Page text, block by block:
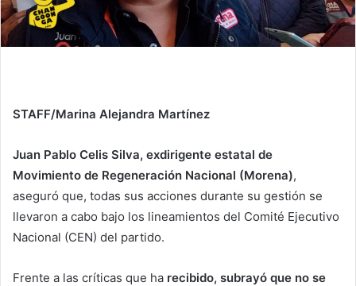
STAFF/Marina Alejandra Martínez
Juan Pablo Celis Silva, exdirigente estatal de
Movimiento de Regeneración Nacional (Morena),
aseguró que, todas sus acciones durante su gestión se
llevaron a cabo bajo los lineamientos del Comité Ejecutivo
Nacional (CEN) del partido.
Frente a las críticas que ha recibido, subrayó que no se